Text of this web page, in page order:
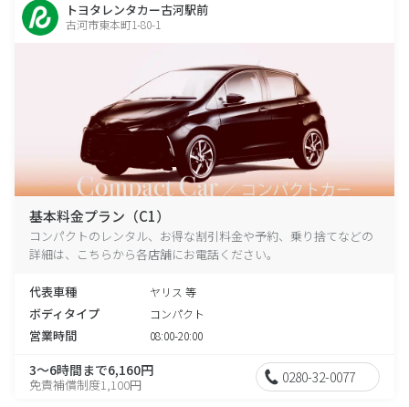
トヨタレンタカー古河駅前
古河市東本町1-80-1
基本料金プラン（C1）
コンパクトのレンタル、お得な割引料金や予約、乗り捨てなどの
詳細は、こちらから各店舗にお電話ください。
代表車種 ヤリス 等
ボディタイプ コンパクト
営業時間 08:00-20:00
3～6時間まで6,160円
免責補償制度1,100円 0280-32-0077